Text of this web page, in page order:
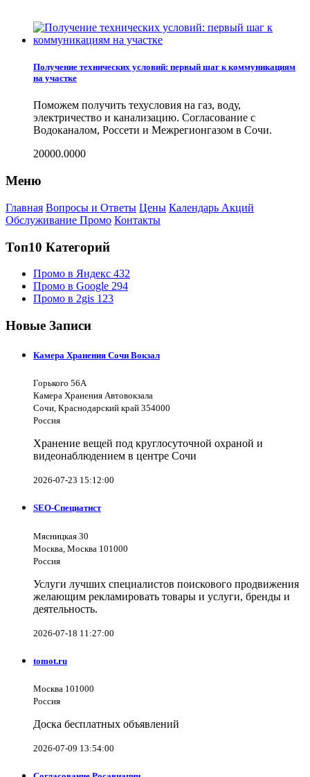
Получение технических условий: первый шаг к коммуникациям
на участке
Поможем получить техусловия на газ, воду,
электричество и канализацию. Согласование с
Водоканалом, Россети и Межрегионгазом в Сочи.
20000.0000
Меню
Главная Вопросы и Ответы Цены Календарь Акций
Обслуживание Промо Контакты
Топ10 Категорий
Промо в Яндекс 432
Промо в Google 294
Промо в 2gis 123
Новые Записи
Камера Хранения Сочи Вокзал
Горького 56А
Камера Хранения Автовокзала
Сочи, Краснодарский край 354000
Россия
Хранение вещей под круглосуточной охраной и
видеонаблюдением в центре Сочи
2026-07-23 15:12:00
SEO-Специатист
Мясницкая 30
Москва, Москва 101000
Россия
Услуги лучших специалистов поискового продвижения
желающим рекламировать товары и услуги, бренды и
деятельность.
2026-07-18 11:27:00
tomot.ru
Москва 101000
Россия
Доска бесплатных объявлений
2026-07-09 13:54:00